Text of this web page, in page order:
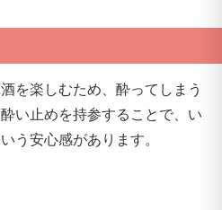
を楽しむため、酔ってしまう
い止めを持参することで、い
う安心感があります。